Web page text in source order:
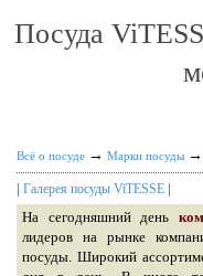
Посуда
Всё о посуде → Марки посуды →
| Галерея посуды ViTESSE |
На сегодняшний день
лидеров на рынке
посуды. Широкий